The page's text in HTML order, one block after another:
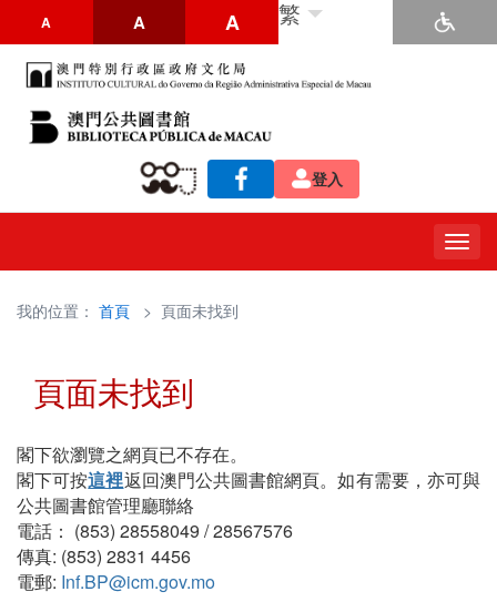
A A A 繁
登入
我的位置： 首頁 > 頁面未找到
頁面未找到
閣下欲瀏覽之網頁已不存在。
閣下可按這裡返回澳門公共圖書館網頁。如有需要，亦可與
公共圖書館管理廳聯絡
電話： (853) 28558049 / 28567576
傳真: (853) 2831 4456
電郵: Inf.BP@icm.gov.mo